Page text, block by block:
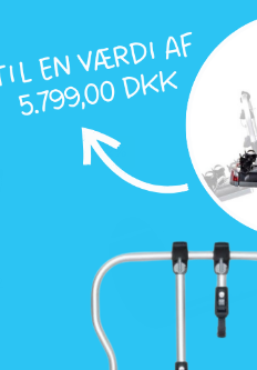
-22%